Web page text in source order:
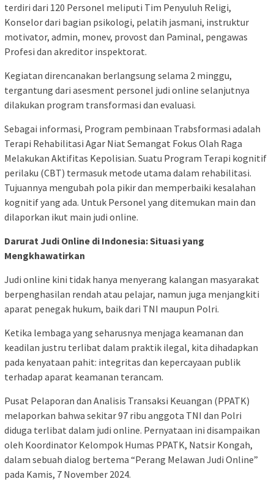
terdiri dari 120 Personel meliputi Tim Penyuluh Religi,
Konselor dari bagian psikologi, pelatih jasmani, instruktur
motivator, admin, monev, provost dan Paminal, pengawas
Profesi dan akreditor inspektorat.
Kegiatan direncanakan berlangsung selama 2 minggu,
tergantung dari asesment personel judi online selanjutnya
dilakukan program transformasi dan evaluasi.
Sebagai informasi, Program pembinaan Trabsformasi adalah
Terapi Rehabilitasi Agar Niat Semangat Fokus Olah Raga
Melakukan Aktifitas Kepolisian. Suatu Program Terapi kognitif
perilaku (CBT) termasuk metode utama dalam rehabilitasi.
Tujuannya mengubah pola pikir dan memperbaiki kesalahan
kognitif yang ada. Untuk Personel yang ditemukan main dan
dilaporkan ikut main judi online.
Darurat Judi Online di Indonesia: Situasi yang
Mengkhawatirkan
Judi online kini tidak hanya menyerang kalangan masyarakat
berpenghasilan rendah atau pelajar, namun juga menjangkiti
aparat penegak hukum, baik dari TNI maupun Polri.
Ketika lembaga yang seharusnya menjaga keamanan dan
keadilan justru terlibat dalam praktik ilegal, kita dihadapkan
pada kenyataan pahit: integritas dan kepercayaan publik
terhadap aparat keamanan terancam.
Pusat Pelaporan dan Analisis Transaksi Keuangan (PPATK)
melaporkan bahwa sekitar 97 ribu anggota TNI dan Polri
diduga terlibat dalam judi online. Pernyataan ini disampaikan
oleh Koordinator Kelompok Humas PPATK, Natsir Kongah,
dalam sebuah dialog bertema “Perang Melawan Judi Online”
pada Kamis, 7 November 2024.